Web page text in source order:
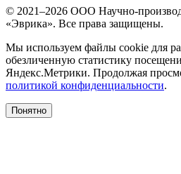
© 2021–2026 ООО Научно-
«Эврика». Все права защищены.
Мы используем файлы cookie для
обезличенную статистику
Яндекс.Метрики. Продолжая
политикой конфиденциальности.
Понятно